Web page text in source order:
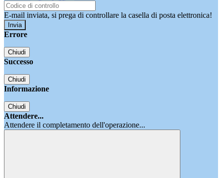
E-mail inviata, si prega di controllare la casella di posta elettronica!
Errore
Chiudi
Successo
Chiudi
Informazione
Chiudi
Attendere...
Attendere il completamento dell'operazione...